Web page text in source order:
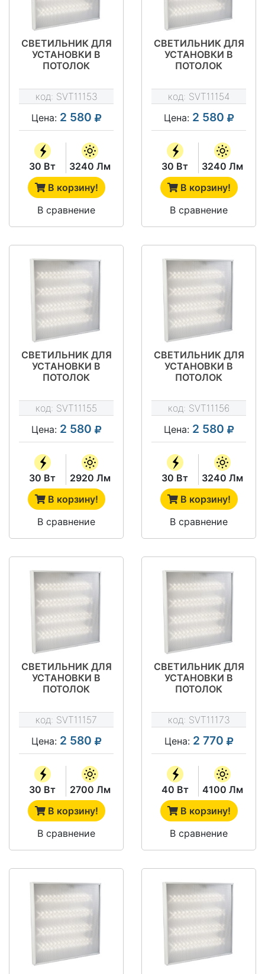
СВЕТИЛЬНИК ДЛЯ
УСТАНОВКИ В
ПОТОЛОК
ARM G-30-4X18-KL
код: SVT11153
Цена: 2 580
30 Вт
3240 Лм
В корзину!
В сравнение
СВЕТИЛЬНИК ДЛЯ
УСТАНОВКИ В
ПОТОЛОК
ARM G-30-4X18-PR
код: SVT11154
Цена: 2 580
30 Вт
3240 Лм
В корзину!
В сравнение
СВЕТИЛЬНИК ДЛЯ
УСТАНОВКИ В
ПОТОЛОК
ARM G-30-4X18-M
код: SVT11155
Цена: 2 580
30 Вт
2920 Лм
В корзину!
В сравнение
СВЕТИЛЬНИК ДЛЯ
УСТАНОВКИ В
ПОТОЛОК
ARM G-30-4X18-
MPR
код: SVT11156
Цена: 2 580
30 Вт
3240 Лм
В корзину!
В сравнение
СВЕТИЛЬНИК ДЛЯ
УСТАНОВКИ В
ПОТОЛОК
ARM G-30-4X18-
OMPR
код: SVT11157
Цена: 2 580
30 Вт
2700 Лм
В корзину!
В сравнение
СВЕТИЛЬНИК ДЛЯ
УСТАНОВКИ В
ПОТОЛОК
ARM G-40-4X18-KL
код: SVT11173
Цена: 2 770
40 Вт
4100 Лм
В корзину!
В сравнение